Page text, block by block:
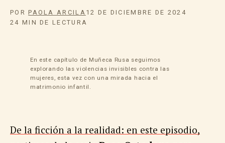
PORPAOLA ARCILA 12 DE DICIEMBRE DE 2024
24 MIN DE LECTURA
En este capítulo de Muñeca Rusa seguimos
explorando las violencias invisibles contra las
mujeres, esta vez con una mirada hacia el
matrimonio infantil.
De la ficción a la realidad: en este episodio,